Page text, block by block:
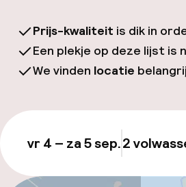
Prijs-kwaliteit is dik in
Een plekje op deze lijst is
We vinden locatie
vr 4 – za 5 sep.2